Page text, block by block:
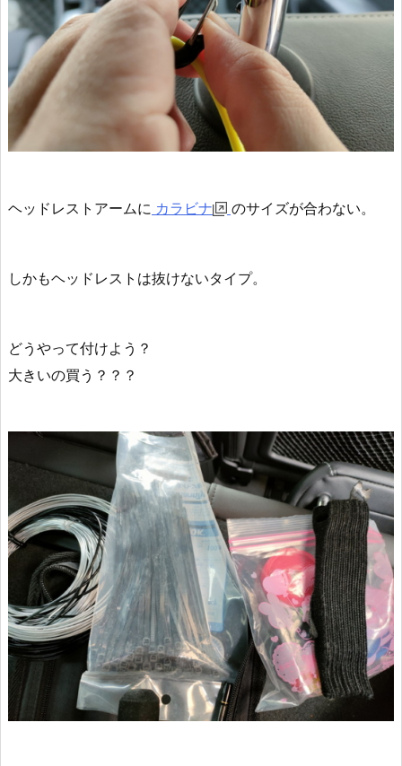
ヘッドレストアームに カラビナ のサイズが合わない。
しかもヘッドレストは抜けないタイプ。
どうやって付けよう？
大きいの買う？？？